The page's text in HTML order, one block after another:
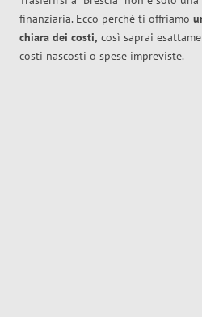
finanziaria. Ecco perché ti offriamo
chiara dei costi, così saprai
costi nascosti o spese impreviste.